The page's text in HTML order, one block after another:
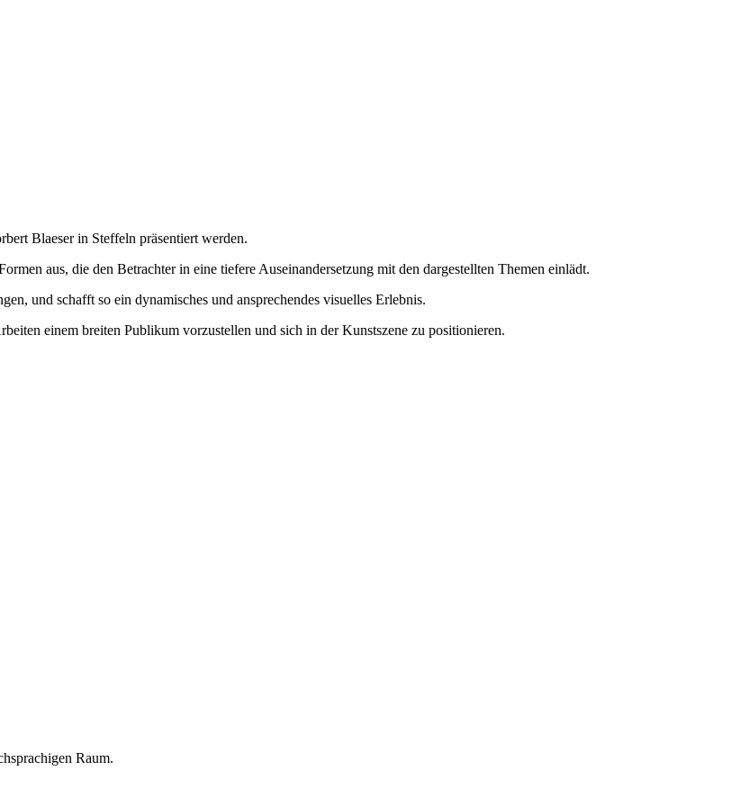
Blaeser in Steffeln präsentiert werden.
aus, die den Betrachter in eine tiefere Auseinandersetzung mit den dargestellten Themen einlädt.
und schafft so ein dynamisches und ansprechendes visuelles Erlebnis.
einem breiten Publikum vorzustellen und sich in der Kunstszene zu positionieren.
Raum.